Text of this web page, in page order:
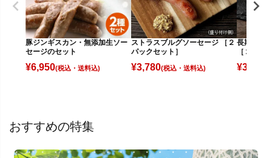
豚ジンギスカン・無添加生ソー
セージのセット
¥6,950(税込)
ストラスブルグソーセージ ［２
パックセット］
¥3,780(税込)
長期熟成
［２パッ
¥3,780
おすすめの特集